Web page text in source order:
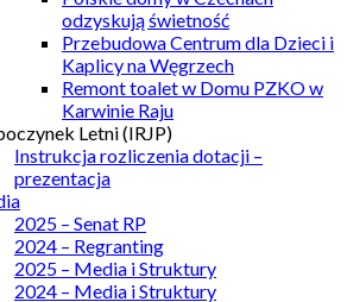
odzyskują świetność
Przebudowa Centrum dla Dzieci i
Kaplicy na Węgrzech
Remont toalet w Domu PZKO w
Karwinie Raju
Letni (IRJP)
Instrukcja rozliczenia dotacji –
prezentacja
2025 – Senat RP
2024 – Regranting
2025 – Media i Struktury
2024 – Media i Struktury